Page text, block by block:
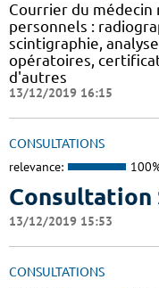
Courrier du
personnels :
scintigraphie,
opératoires,
d'autres
13/12/2019 16:15
CONSULTATIONS
relevance:
13/12/2019 15:53
CONSULTATIONS